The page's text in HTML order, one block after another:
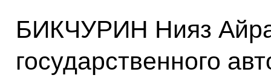
БИКЧУРИН Нияз
государственного